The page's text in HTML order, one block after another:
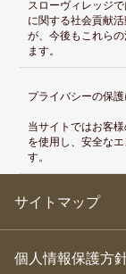
スローヴィレッジ
に関する社会貢献
が、今後もこれら
ます。
プライバシーの保
当サイトではお客
を使用し、安全な
す。
サイトマップ
個人情報保護方